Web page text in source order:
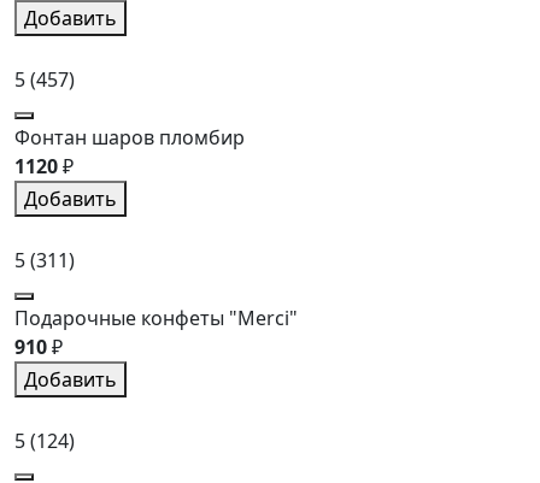
Добавить
5(457)
Фонтан шаров пломбир
1120₽
Добавить
5(311)
Подарочные конфеты "Merci"
910₽
Добавить
5(124)